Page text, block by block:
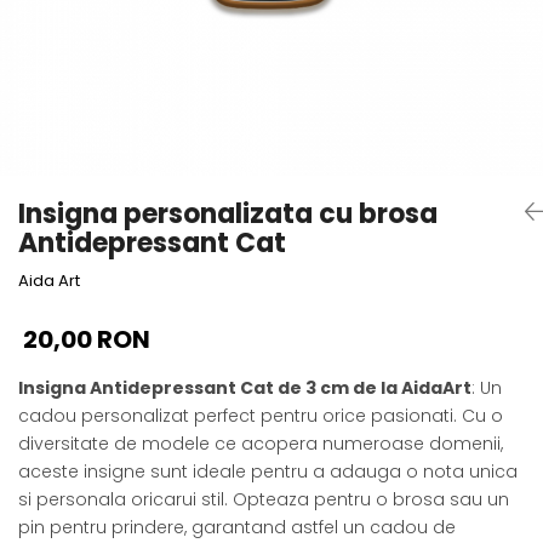
Print personalizat
Felicitari personalizate
Invitatii personalizate
Martisoare
Semne de Carte
Articole pentru copii
Puzzle
Stickere
Insigna personalizata cu brosa
Antidepressant Cat
Aida Art
20,00 RON
Insigna Antidepressant Cat de 3 cm de la AidaArt: Un
cadou personalizat perfect pentru orice pasionati. Cu o
diversitate de modele ce acopera numeroase domenii,
aceste insigne sunt ideale pentru a adauga o nota unica
si personala oricarui stil. Opteaza pentru o brosa sau un
pin pentru prindere, garantand astfel un cadou de